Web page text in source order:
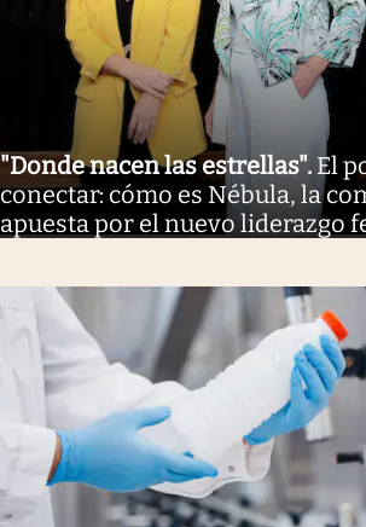
"Donde nacen las estrellas". El
conectar: cómo es Nébula, la
apuesta por el nuevo liderazgo